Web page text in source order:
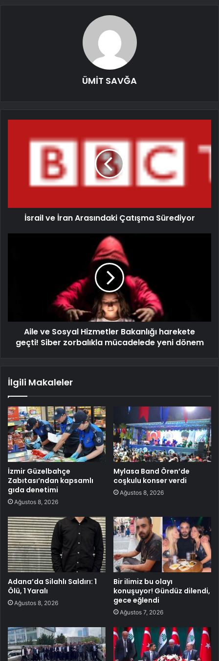
ÜMİT SAVĞA
İsrail ve İran Arasındaki Çatışma Sürediyor
Aile ve Sosyal Hizmetler Bakanlığı harekete
geçti! Siber zorbalıkla mücadelede yeni dönem
İlgili Makaleler
İzmir Güzelbahçe
Zabıtası’ndan kapsamlı
gıda denetimi
Ağustos 8, 2026
Mylasa Band Ören’de
coşkulu konser verdi
Ağustos 8, 2026
Adana’da Silahlı Saldırı: 1
Ölü, 1 Yaralı
Ağustos 8, 2026
Bir ilimiz bu olayı
konuşuyor! Gündüz dilendi,
gece eğlendi
Ağustos 7, 2026